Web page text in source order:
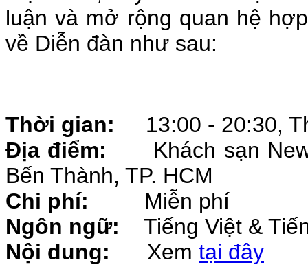
luận và mở rộng quan hệ
về Diễn đàn như sau:
Thời gian: 13:00 - 20:30,
Địa điểm: Khách sạn New
Bến Thành, TP. HCM
Chi phí: Miễn phí
Ngôn ngữ: Tiếng Việt &
Nội dung: Xem tại đây